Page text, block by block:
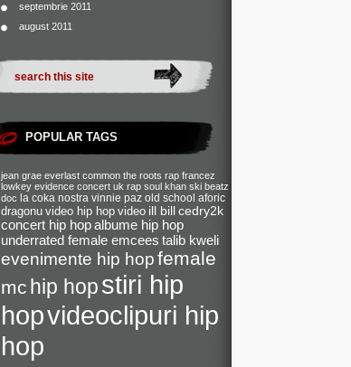
septembrie 2011
august 2011
POPULAR TAGS
jean grae everlast common the roots rap francez
lowkey evidence concert uk rap soul khan ski beatz
doc la coka nostra vinnie paz old school aforic
dragonu video hip hop video ill bill cedry2k
concert hip hopalbume hip hop
underrated female emcees talib kweli
evenimente hip hopfemale
mc hip hopstiri hip
hopvideoclipuri hip
hop